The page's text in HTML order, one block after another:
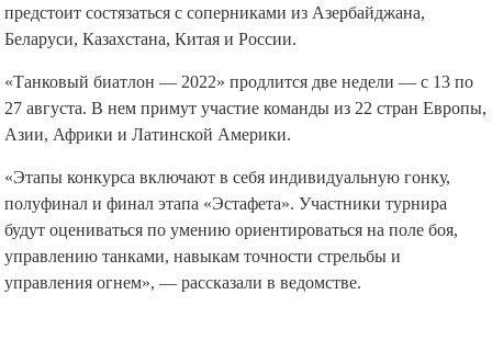
предстоит состязаться с соперниками из Азербайджана,
Беларуси, Казахстана, Китая и России.
«Танковый биатлон — 2022» продлится две недели — с 13 по
27 августа. В нем примут участие команды из 22 стран Европы,
Азии, Африки и Латинской Америки.
«Этапы конкурса включают в себя индивидуальную гонку,
полуфинал и финал этапа «Эстафета». Участники турнира
будут оцениваться по умению ориентироваться на поле боя,
управлению танками, навыкам точности стрельбы и
управления огнем», — рассказали в ведомстве.